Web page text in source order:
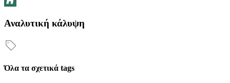
Αναλυτική κάλυψη
Όλα τα σχετικά tags